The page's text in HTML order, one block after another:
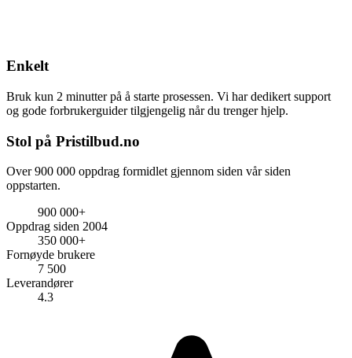
Enkelt
Bruk kun 2 minutter på å starte prosessen. Vi har dedikert support
og gode forbrukerguider tilgjengelig når du trenger hjelp.
Stol på Pristilbud.no
Over 900 000 oppdrag formidlet gjennom siden vår siden
oppstarten.
900 000+
Oppdrag siden 2004
350 000+
Fornøyde brukere
7 500
Leverandører
4.3